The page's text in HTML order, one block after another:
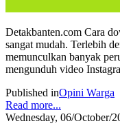
Detakbanten.com Cara
sangat mudah. Terlebih
memunculkan banyak
mengunduh video
Published inOpini Warga
Read more...
Wednesday, 06/October/